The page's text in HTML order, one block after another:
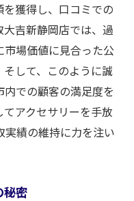
獲得し、口コミでの
吉新静岡店では、過
場価値に見合った公
して、このように誠
での顧客の満足度を
アクセサリーを手放
績の維持に力を注い
秘密